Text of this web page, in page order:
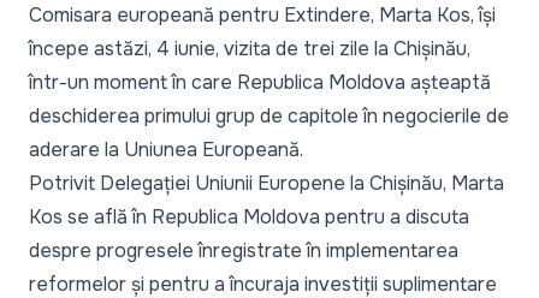
Comisara europeană pentru Extindere, Marta Kos, își
începe astăzi, 4 iunie, vizita de trei zile la Chișinău,
într-un moment în care Republica Moldova așteaptă
deschiderea primului grup de capitole în negocierile de
aderare la Uniunea Europeană.
Potrivit Delegației Uniunii Europene la Chișinău, Marta
Kos se află în Republica Moldova pentru a discuta
despre progresele înregistrate în implementarea
reformelor și pentru a încuraja investiții suplimentare